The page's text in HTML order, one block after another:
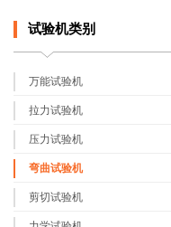
试验机类别
万能试验机
拉力试验机
压力试验机
弯曲试验机
剪切试验机